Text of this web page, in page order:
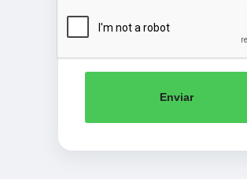
Enviar